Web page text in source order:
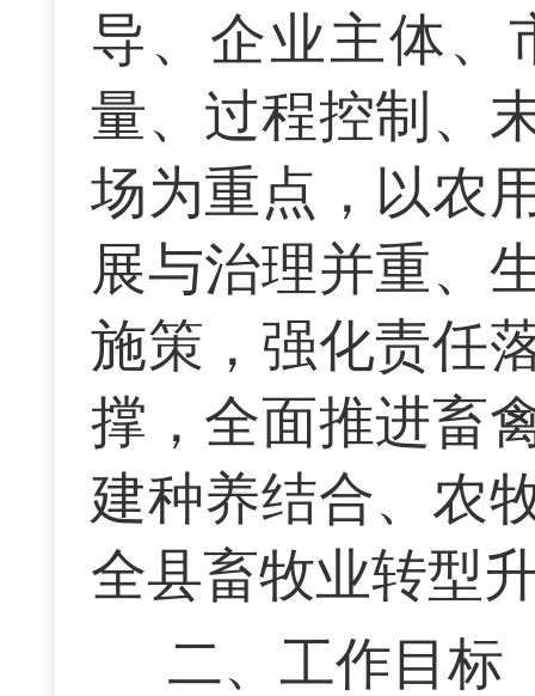
导、企业主体、
量、过程控制、
场为重点，以农
展与治理并重、
施策，强化责任
撑，全面推进畜
建种养结合、农
全县畜牧业转型
二、工作目标